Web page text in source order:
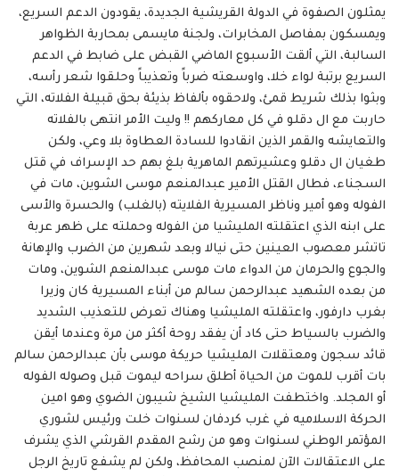
يمثلون الصفوة في الدولة القريشية الجديدة، يقودون الدعم السريع،
ويمسكون بمفاصل المخابرات، ولجنة مايسمى بمحاربة الظواهر
السالبة، التي ألقت الأسبوع الماضي القبض على ضابط في الدعم
السريع برتبة لواء خلا، واوسعته ضرباً وتعذيباً وحلقوا شعر رأسه،
وبثوا بذلك شريط قمئ، ولاحقوه بألفاظ بذيئة بحق قبيلة الفلاته، التي
حاربت مع ال دقلو في كل معاركهم !! وليت الأمر انتهى بالفلاته
والتعايشه والقمر الذين انقادوا للسادة العطاوة بلا وعي، ولكن
طغيان ال دقلو وعشيرتهم الماهرية بلغ بهم حد الإسراف في قتل
السجناء، فطال القتل الأمير عبدالمنعم موسى الشوين، مات في
الفوله وهو أمير وناظر المسيرية الفلايته (بالغلب) والحسرة والأسى
على ابنه الذي اعتقلته المليشيا من الفوله وحملته على ظهر عربة
تاتشر معصوب العينين حتى نيالا وبعد شهرين من الضرب والإهانة
والجوع والحرمان من الدواء مات موسى عبدالمنعم الشوين، ومات
من بعده الشهيد عبدالرحمن سالم من أبناء المسيرية كان وزيرا
بغرب دارفور، واعتقلته المليشيا وهناك تعرض للتعذيب الشديد
والضرب بالسياط حتى كاد أن يفقد روحة أكثر من مرة وعندما أيقن
قائد سجون ومعتقلات المليشيا حريكة موسى بأن عبدالرحمن سالم
بات أقرب للموت من الحياة أطلق سراحه ليموت قبل وصوله الفوله
أو المجلد. واختطفت المليشيا الشيخ شيبون الضوي وهو امين
الحركة الاسلاميه في غرب كردفان لسنوات خلت ورئيس لشوري
المؤتمر الوطني لسنوات وهو من رشح المقدم القرشي الذي يشرف
على الاعتقالات الآن لمنصب المحافظ، ولكن لم يشفع تاريخ الرجل